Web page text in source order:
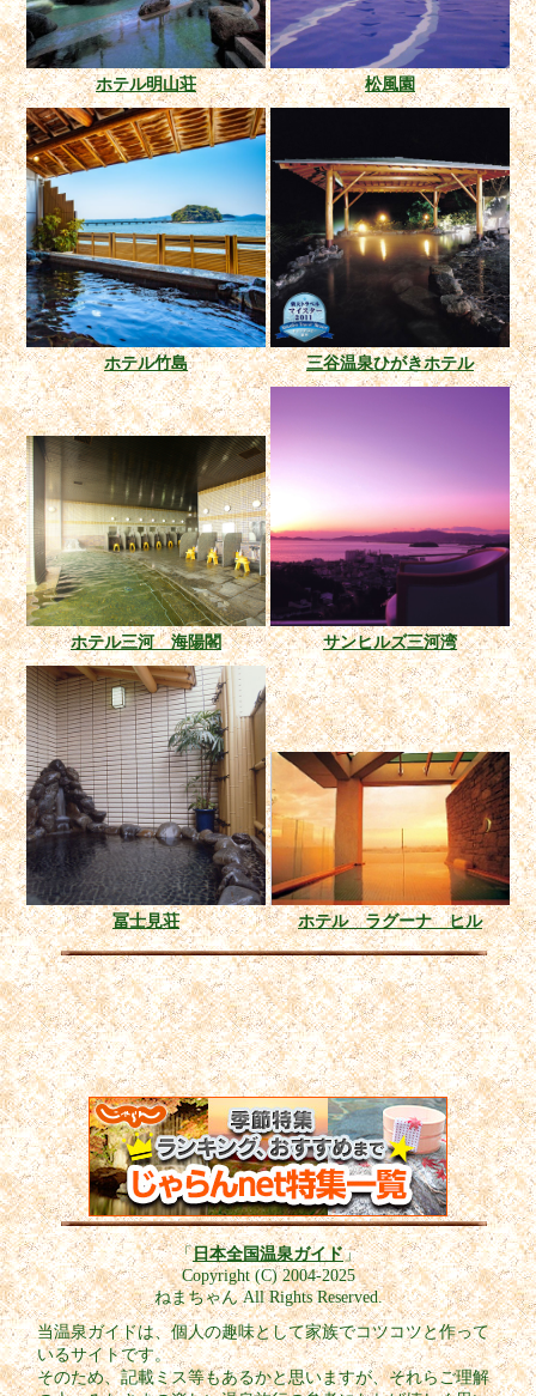
ホテル明山荘 松風園
ホテル竹島 三谷温泉ひがきホテル
ホテル三河 海陽閣 サンヒルズ三河湾
冨士見荘 ホテル ラグーナ ヒル
「日本全国温泉ガイド」
Copyright (C) 2004-2025
ねまちゃん All Rights Reserved.
当温泉ガイドは、個人の趣味として家族でコツコツと作って
いるサイトです。
そのため、記載ミス等もあるかと思いますが、それらご理解